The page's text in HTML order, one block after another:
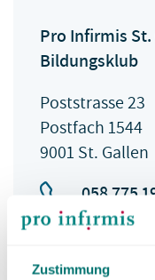
Zustimmung
Pro Infirmis
Bildungsklub
Poststrasse 23
Postfach 1544
9001 St. Gallen
058 775